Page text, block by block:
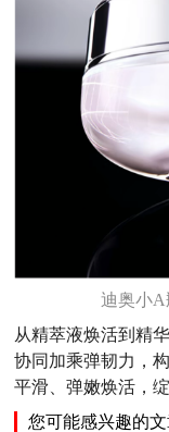
迪奥小A
从精萃液焕活到精
协同加乘弹韧力，
平滑、弹嫩焕活，
您可能感兴趣的